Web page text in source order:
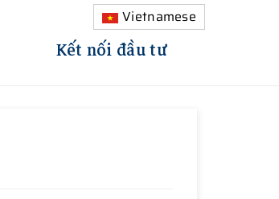
Vietnamese
Kết nối đầu tư